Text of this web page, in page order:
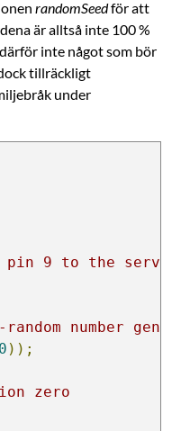
randomSeedför att
är alltså inte 100 %
inte något som bör
tillräckligt
under
9 to the
number
0 ));
zero